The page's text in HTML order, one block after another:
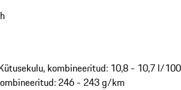
kombineeritud: 10,8 - 10,7 l/100
246 - 243 g/km